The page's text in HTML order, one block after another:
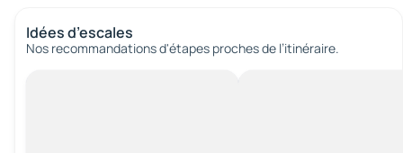
Idées d’escales
Nos recommandations d'étapes proches de l’itinéraire.